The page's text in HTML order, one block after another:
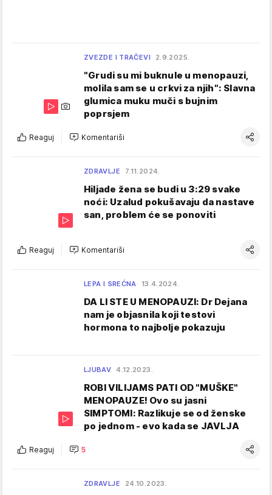
ZVEZDE I TRAČEVI 2.9.2025.
"Grudi su mi buknule u menopauzi,
molila sam se u crkvi za njih": Slavna
glumica muku muči s bujnim
poprsjem
Reaguj Komentariši
ZDRAVLJE 7.11.2024.
Hiljade žena se budi u 3:29 svake
noći: Uzalud pokušavaju da nastave
san, problem će se ponoviti
Reaguj Komentariši
LEPA I SREĆNA 13.4.2024.
DA LI STE U MENOPAUZI: Dr Dejana
nam je objasnila koji testovi
hormona to najbolje pokazuju
LJUBAV 4.12.2023.
ROBI VILIJAMS PATI OD "MUŠKE"
MENOPAUZE! Ovo su jasni
SIMPTOMI: Razlikuje se od ženske
po jednom - evo kada se JAVLJA
Reaguj 5
ZDRAVLJE 24.10.2023.